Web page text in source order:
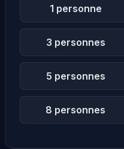
1 personne
3 personnes
5 personnes
8 personnes